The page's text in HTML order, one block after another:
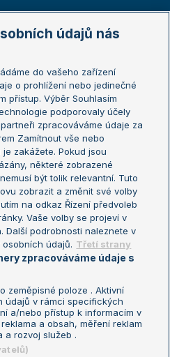
Australian Open
French Open
Wimbledon
US Open
Turnaj mistrů
Turnaj mistryň
Nastavení soukromí
Reklama
Informace o zpracování osobních
údajů
údajů nás
do vašeho zařízení
o prohlížení nebo jedinečné
přístup. Výběr Souhlasím
podporovaly účely
zpracováváme údaje za
Zamítnout vše nebo
zakážete. Pokud jsou
některé zobrazené
být tolik relevantní. Tuto
zobrazit a změnit své volby
na odkaz Řízení předvoleb
Vaše volby se projeví v
Další podrobnosti naleznete v
údajů. Třetí strany
zpracováváme údaje s
zeměpisné poloze . Aktivní
údajů v rámci specifických
a/nebo přístup k informacím v
a obsah, měření reklam
a rozvoj služeb .